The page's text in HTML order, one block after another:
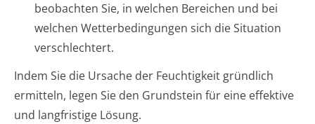
beobachten Sie, in welchen Bereichen und bei
welchen Wetterbedingungen sich die Situation
verschlechtert.
Indem Sie die Ursache der Feuchtigkeit gründlich
ermitteln, legen Sie den Grundstein für eine effektive
und langfristige Lösung.